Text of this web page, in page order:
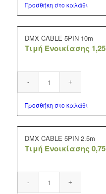
Προσθήκη στο καλάθι
DMX CABLE 5PIN 10m
Τιμή Ενοικίασης 1,25
Προσθήκη στο καλάθι
DMX CABLE 5PIN 2.5m
Τιμή Ενοικίασης 0,75